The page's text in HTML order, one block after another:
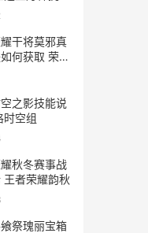
干将莫邪真
何获取 荣耀
之影技能说
时空组
秋冬赛事战
王者荣耀韵秋
祭瑰丽宝箱